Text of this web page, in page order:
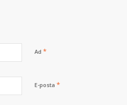
Ad *
E-posta *